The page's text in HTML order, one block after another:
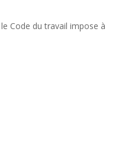
Code du travail impose à